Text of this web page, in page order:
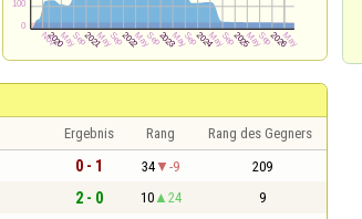
Ergebnis Rang Rang des Gegners
0 - 1 34 -9 209
2 - 0 10 24 9